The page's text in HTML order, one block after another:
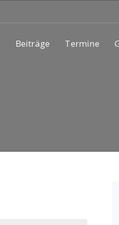
Beiträge Termine